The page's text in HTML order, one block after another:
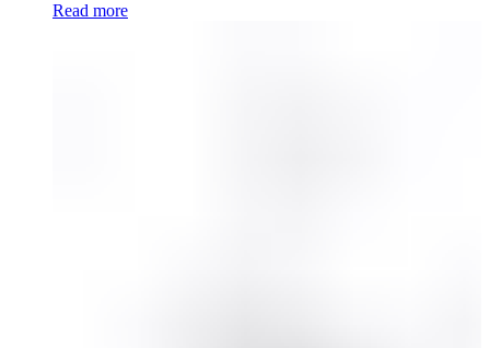
Read more